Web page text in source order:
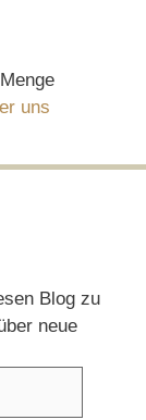
uns
Blog zu
neue